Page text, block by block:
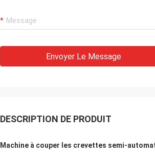
Envoyer Le Message
DESCRIPTION DE PRODUIT
Machine à couper les crevettes semi-